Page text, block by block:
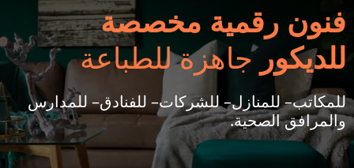
فنون رقمية مخصصة
للديكور جاهزة للطباعة
للمكاتب– للمنازل– للشركات– للفنادق– للمدارس
والمرافق الصحية.